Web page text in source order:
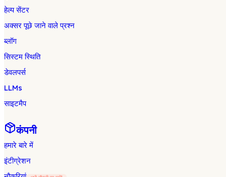
हेल्प सेंटर
अक्सर पूछे जाने वाले प्रश्न
ब्लॉग
सिस्टम स्थिति
डेवलपर्स
LLMs
साइटमैप
कंपनी
हमारे बारे में
इंटीग्रेशन